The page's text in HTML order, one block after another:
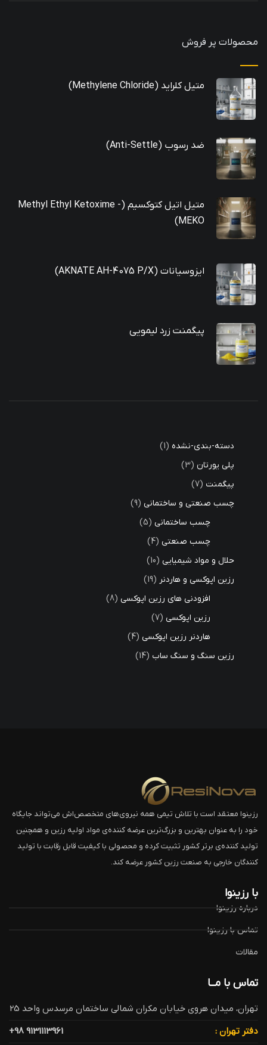
محصولات پر فروش
متیل کلراید (Methylene Chloride)
ضد رسوب (Anti-Settle)
متیل اتیل کتوکسیم (Methyl Ethyl Ketoxime -
MEKO)
ایزوسیانات (AKNATE AH-4075 P/X)
پیگمنت زرد لیمویی
دسته-بندی-نشده
1
پلی یورتان 3
پیگمنت 7
چسب صنعتی و ساختمانی 9
چسب ساختمانی 5
چسب صنعتی 4
حلال و مواد شیمیایی 10
رزین اپوکسی و هاردنر
19
افزودنی های رزین اپوکسی 8
رزین اپوکسی 7
هاردنر رزین اپوکسی 4
رزین سنگ و سنگ ساب 14
رزینوا معتقد است با تلاش تیمی همه نیروی‌های متخصص‌اش می‌تواند جایگاه
خود را به عنوان بهترین و بزرگ‌ترین عرضه کننده‌ی مواد اولیه رزین و همچنین
تولید کننده‌ی برتر کشور تثبیت کرده و محصولی با کیفیت قابل رقابت با تولید
کنندگان خارجی به صنعت رزین کشور عرضه کند.
با رزینوا
درباره رزینوا
تماس با رزینوا
مقالات
تماس با مــا
تهران، میدان هروی خیابان مکران شمالی ساختمان مرسدس واحد 25
دفتر تهران :
9131113961 98+